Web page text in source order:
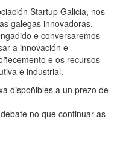
Startup Galicia, nos
galegas innovadoras,
e conversaremos
a innovación e
e os recursos
e industrial.
dispoñibles a un prezo de
no que continuar as